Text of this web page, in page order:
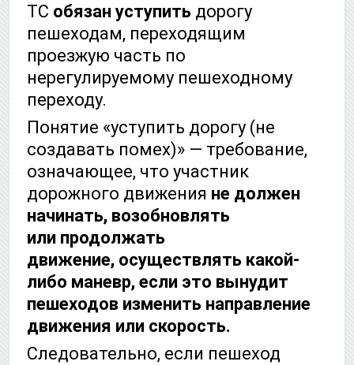
ТС обязан уступить дорогу
пешеходам, переходящим
проезжую часть по
нерегулируемому пешеходному
переходу.
Понятие «уступить дорогу (не
создавать помех)» — требование,
означающее, что участник
дорожного движения не должен
начинать, возобновлять
или продолжать
движение, осуществлять какой-
либо маневр, если это вынудит
пешеходов изменить направление
движения или скорость.
Следовательно, если пешеход